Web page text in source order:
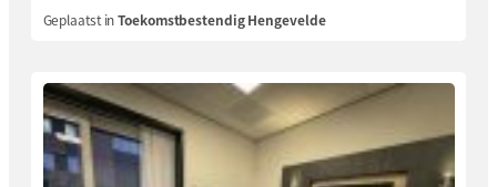
Geplaatst inToekomstbestendig Hengevelde